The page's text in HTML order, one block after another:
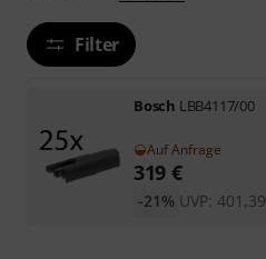
Filter
Bosch LBB4117/00
Auf Anfrage
319 €
UVP: 401,39
-21%